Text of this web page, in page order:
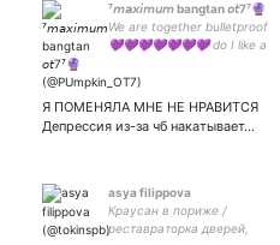
⁷𝘮𝘢𝘹𝘪𝘮𝘶𝘮 bangtan 𝘰𝘵7⁷🔮
We are together bulletproof
💜💜💜💜💜💜💜 do I like a
artist BTS PAVED THE WAY
#theUntamed #wbl
#взаимная she 20 yo
Я ПОМЕНЯЛА МНЕ НЕ НРАВИТСЯ
Депрессия из-за чб накатывает...
asya filippova
Краусан в пориже /
реставраторка дверей,